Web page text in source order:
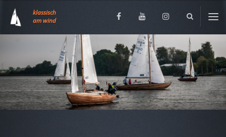
Social
MediaFacebookYouTubeInstagram
klassisch
am wind